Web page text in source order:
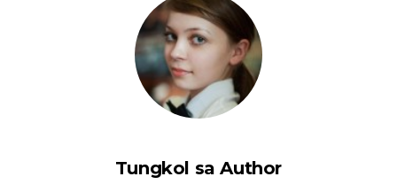
Tungkol sa Author